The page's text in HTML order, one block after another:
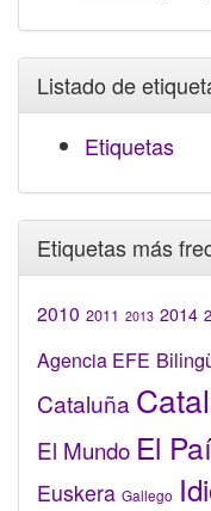
Listado de
Etiquetas
Etiquetas más
2010 2011 2013 2014
Agencia EFE
Cataluña
El Mundo El
Euskera Gallego